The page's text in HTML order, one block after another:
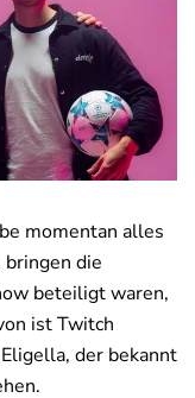
News
momentan alles
die
beteiligt waren,
ist Twitch
der bekannt